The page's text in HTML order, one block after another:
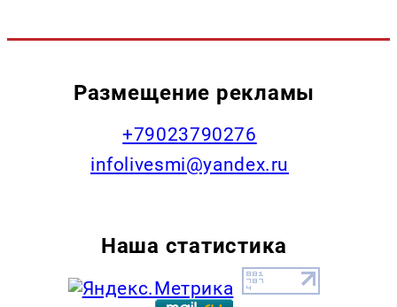
Размещение рекламы
+79023790276
infolivesmi@yandex.ru
Наша статистика